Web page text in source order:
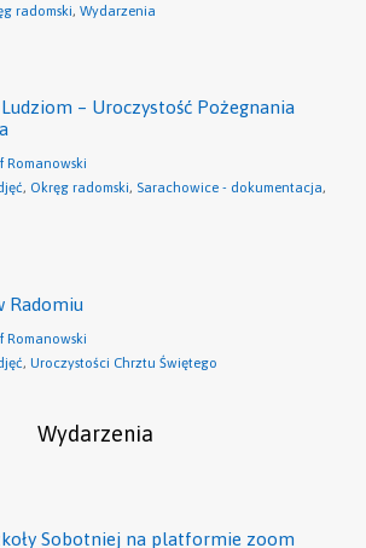
radomski, Wydarzenia
– Uroczystość Pożegnania
Romanowski
, Okręg radomski, Sarachowice - dokumentacja,
Radomiu
Romanowski
, Uroczystości Chrztu Świętego
Wydarzenia
Sobotniej na platformie zoom